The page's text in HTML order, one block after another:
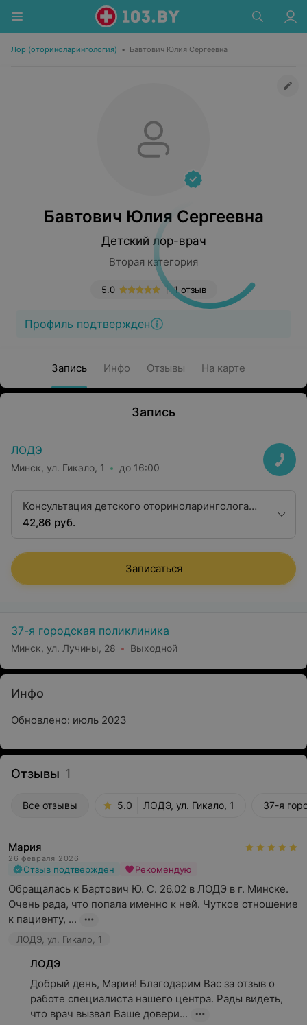
Лор (оториноларингология) • Бавтович Юлия Сергеевна
Бавтович Юлия Сергеевна
Детский лор-врач
Вторая категория
1 отзыв
5.0
Профиль подтвержден
Запись Инфо Отзывы На карте
Запись
ЛОДЭ
Минск, ул. Гикало, 1 до 16:00
Консультация детского оториноларинголога
второй квалификационной категории
42,86 руб.
Записаться
37-я городская поликлиника
Минск, ул. Лучины, 28 Выходной
Инфо
Обновлено: июль 2023
Отзывы 1
Все отзывы 5.0 ЛОДЭ, ул. Гикало, 1 37-я
Мария
26 февраля 2026
Отзыв подтвержден Рекомендую
Обращалась к Бартович Ю. С. 26.02 в ЛОДЭ в г. Минске.
Очень рада, что попала именно к ней. Чуткое отношение
к пациенту, ...
ЛОДЭ, ул. Гикало, 1
ЛОДЭ
Добрый день, Мария! Благодарим Вас за отзыв о
работе специалиста нашего центра. Рады видеть,
что врач вызвал Ваше довери...